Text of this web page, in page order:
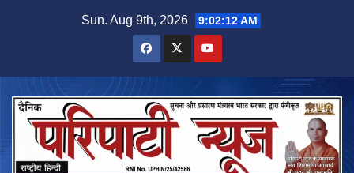
Sun. Aug 9th, 2026 9:02:12 AM